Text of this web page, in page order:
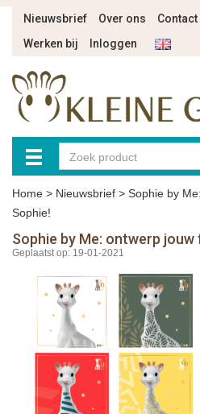
Nieuwsbrief Over ons Contact
Werken bij
Inloggen
Home > Nieuwsbrief > Sophie by
Sophie!
Sophie by Me: ontwerp
Geplaatst op: 19-01-2021